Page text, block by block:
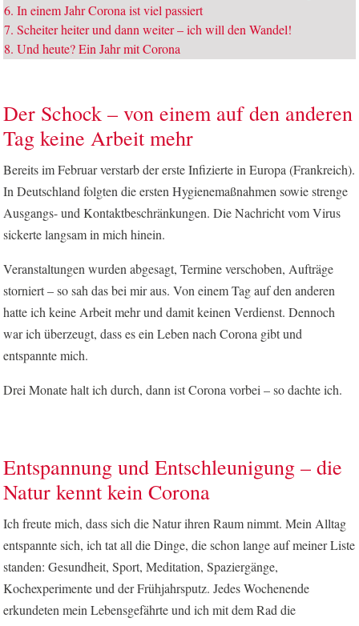
6. In einem Jahr Corona ist viel passiert
7. Scheiter heiter und dann weiter – ich will den Wandel!
8. Und heute? Ein Jahr mit Corona
Der Schock – von einem auf den anderen
Tag keine Arbeit mehr
Bereits im Februar verstarb der erste Infizierte in Europa (Frankreich).
In Deutschland folgten die ersten Hygienemaßnahmen sowie strenge
Ausgangs- und Kontaktbeschränkungen. Die Nachricht vom Virus
sickerte langsam in mich hinein.
Veranstaltungen wurden abgesagt, Termine verschoben, Aufträge
storniert – so sah das bei mir aus. Von einem Tag auf den anderen
hatte ich keine Arbeit mehr und damit keinen Verdienst. Dennoch
war ich überzeugt, dass es ein Leben nach Corona gibt und
entspannte mich.
Drei Monate halt ich durch, dann ist Corona vorbei – so dachte ich.
Entspannung und Entschleunigung – die
Natur kennt kein Corona
Ich freute mich, dass sich die Natur ihren Raum nimmt. Mein Alltag
entspannte sich, ich tat all die Dinge, die schon lange auf meiner Liste
standen: Gesundheit, Sport, Meditation, Spaziergänge,
Kochexperimente und der Frühjahrsputz. Jedes Wochenende
erkundeten mein Lebensgefährte und ich mit dem Rad die